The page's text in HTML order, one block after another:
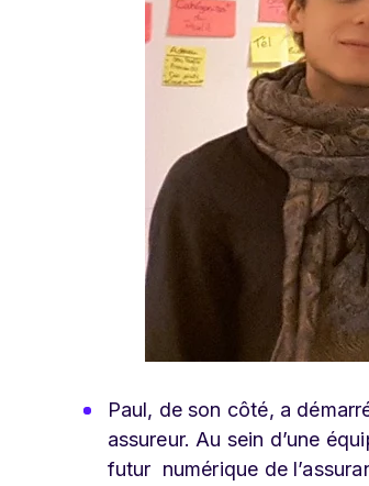
Paul, de son côté, a
assureur. Au sein d’une
futur numérique de